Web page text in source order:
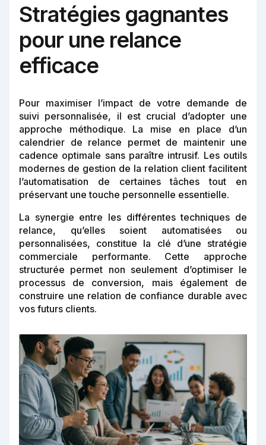
Stratégies gagnantes
pour une relance
efficace
Pour maximiser l’impact de votre demande de
suivi personnalisée, il est crucial d’adopter une
approche méthodique. La mise en place d’un
calendrier de relance permet de maintenir une
cadence optimale sans paraître intrusif. Les outils
modernes de gestion de la relation client facilitent
l’automatisation de certaines tâches tout en
préservant une touche personnelle essentielle.
La synergie entre les différentes techniques de
relance, qu’elles soient automatisées ou
personnalisées, constitue la clé d’une stratégie
commerciale performante. Cette approche
structurée permet non seulement d’optimiser le
processus de conversion, mais également de
construire une relation de confiance durable avec
vos futurs clients.